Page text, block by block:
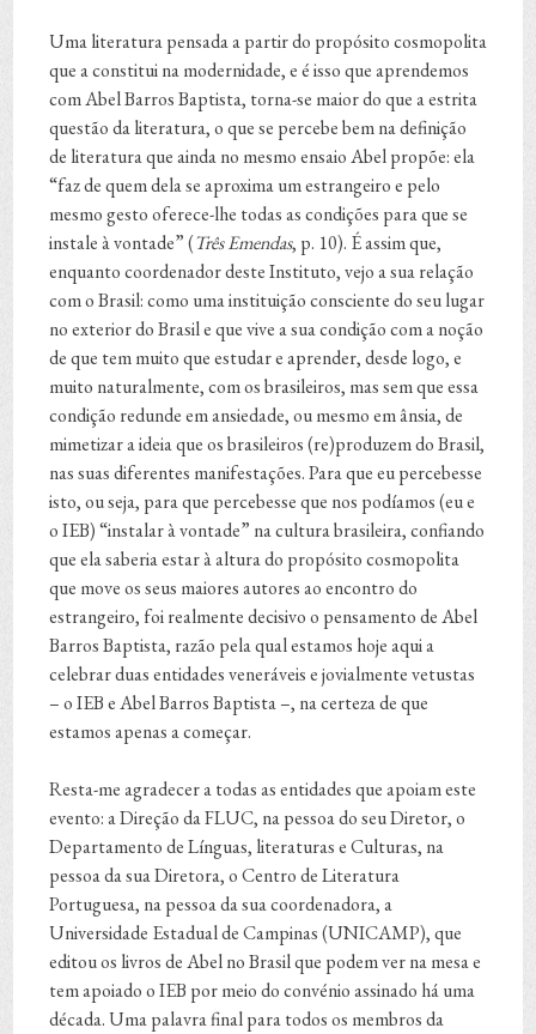
Uma literatura pensada a partir do propósito cosmopolita
que a constitui na modernidade, e é isso que aprendemos
com Abel Barros Baptista, torna-se maior do que a estrita
questão da literatura, o que se percebe bem na definição
de literatura que ainda no mesmo ensaio Abel propõe: ela
“faz de quem dela se aproxima um estrangeiro e pelo
mesmo gesto oferece-lhe todas as condições para que se
instale à vontade” (Três Emendas, p. 10). É assim que,
enquanto coordenador deste Instituto, vejo a sua relação
com o Brasil: como uma instituição consciente do seu lugar
no exterior do Brasil e que vive a sua condição com a noção
de que tem muito que estudar e aprender, desde logo, e
muito naturalmente, com os brasileiros, mas sem que essa
condição redunde em ansiedade, ou mesmo em ânsia, de
mimetizar a ideia que os brasileiros (re)produzem do Brasil,
nas suas diferentes manifestações. Para que eu percebesse
isto, ou seja, para que percebesse que nos podíamos (eu e
o IEB) “instalar à vontade” na cultura brasileira, confiando
que ela saberia estar à altura do propósito cosmopolita
que move os seus maiores autores ao encontro do
estrangeiro, foi realmente decisivo o pensamento de Abel
Barros Baptista, razão pela qual estamos hoje aqui a
celebrar duas entidades veneráveis e jovialmente vetustas
– o IEB e Abel Barros Baptista –, na certeza de que
estamos apenas a começar.
Resta-me agradecer a todas as entidades que apoiam este
evento: a Direção da FLUC, na pessoa do seu Diretor, o
Departamento de Línguas, literaturas e Culturas, na
pessoa da sua Diretora, o Centro de Literatura
Portuguesa, na pessoa da sua coordenadora, a
Universidade Estadual de Campinas (UNICAMP), que
editou os livros de Abel no Brasil que podem ver na mesa e
tem apoiado o IEB por meio do convénio assinado há uma
década. Uma palavra final para todos os membros da